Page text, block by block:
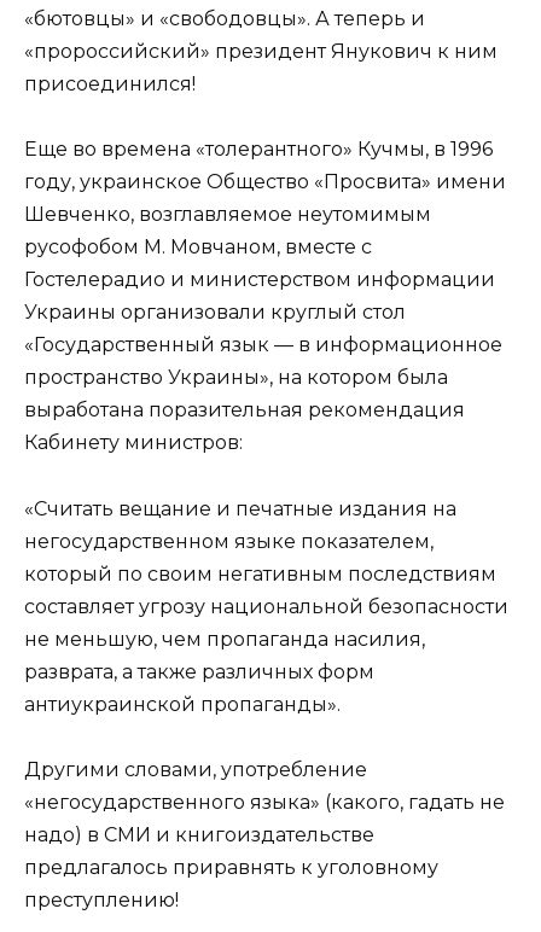
«бютовцы» и «свободовцы». А теперь и
«пророссийский» президент Янукович к ним
присоединился!
Еще во времена «толерантного» Кучмы, в 1996
году, украинское Общество «Просвита» имени
Шевченко, возглавляемое неутомимым
русофобом М. Мовчаном, вместе с
Гостелерадио и министерством информации
Украины организовали круглый стол
«Государственный язык — в информационное
пространство Украины», на котором была
выработана поразительная рекомендация
Кабинету министров:
«Считать вещание и печатные издания на
негосударственном языке показателем,
который по своим негативным последствиям
составляет угрозу национальной безопасности
не меньшую, чем пропаганда насилия,
разврата, а также различных форм
антиукраинской пропаганды».
Другими словами, употребление
«негосударственного языка» (какого, гадать не
надо) в СМИ и книгоиздательстве
предлагалось приравнять к уголовному
преступлению!